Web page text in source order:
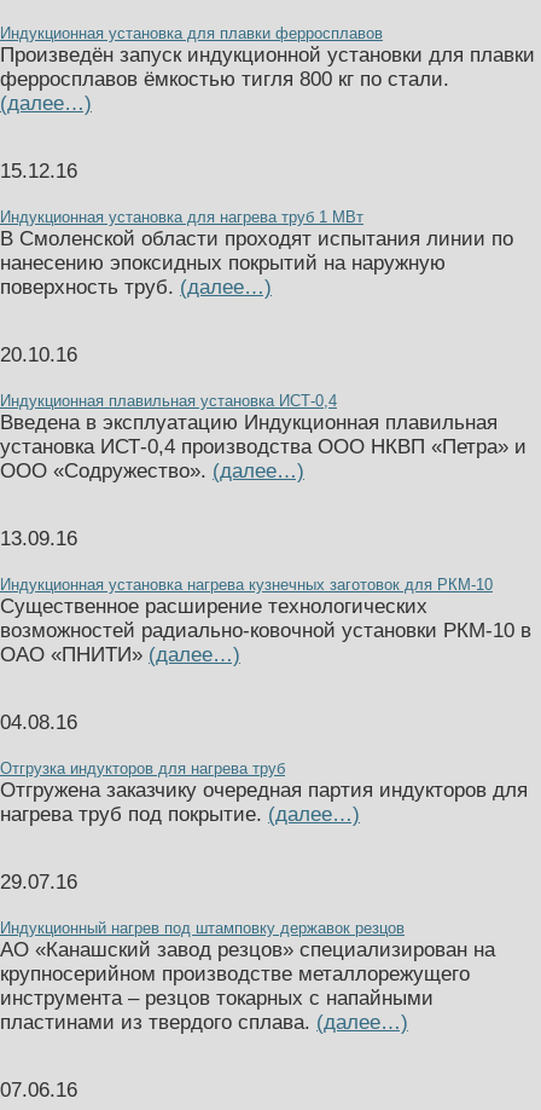
Индукционная установка для плавки ферросплавов
Произведён запуск индукционной установки для плавки
ферросплавов ёмкостью тигля 800 кг по стали.
(далее…)
15.12.16
Индукционная установка для нагрева труб 1 МВт
В Смоленской области проходят испытания линии по
нанесению эпоксидных покрытий на наружную
поверхность труб. (далее…)
20.10.16
Индукционная плавильная установка ИСТ-0,4
Введена в эксплуатацию Индукционная плавильная
установка ИСТ-0,4 производства ООО НКВП «Петра» и
ООО «Содружество». (далее…)
13.09.16
Индукционная установка нагрева кузнечных заготовок для РКМ-10
Существенное расширение технологических
возможностей радиально-ковочной установки РКМ-10 в
ОАО «ПНИТИ» (далее…)
04.08.16
Отгрузка индукторов для нагрева труб
Отгружена заказчику очередная партия индукторов для
нагрева труб под покрытие. (далее…)
29.07.16
Индукционный нагрев под штамповку державок резцов
АО «Канашский завод резцов» специализирован на
крупносерийном производстве металлорежущего
инструмента – резцов токарных с напайными
пластинами из твердого сплава. (далее…)
07.06.16